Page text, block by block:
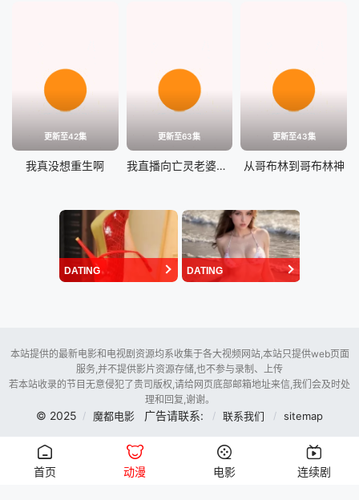
更新至42集
我真没想重生啊
更新至63集
我直播向亡灵老婆求婚
更新至43集
从哥布林到哥布林神
DATING DATING
本站提供的最新电影和电视剧资源均系收集于各大视频网站,本站只提供web页面
服务,并不提供影片资源存储,也不参与录制、上传
若本站收录的节目无意侵犯了贵司版权,请给网页底部邮箱地址来信,我们会及时处
理和回复,谢谢。
© 2025 魔都电影 广告请联系: 联系我们 sitemap
首页 动漫 电影
连续剧